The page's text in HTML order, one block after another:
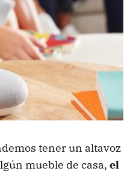
tener un altavoz
mueble de casa, el